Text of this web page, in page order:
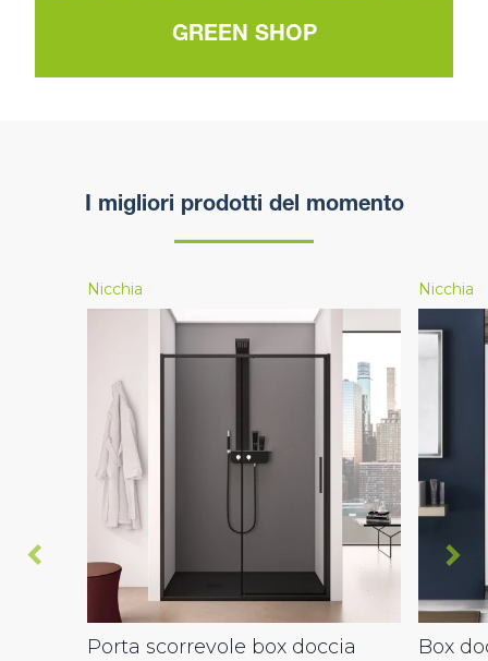
GREEN SHOP
I migliori prodotti del momento
Nicchia
Porta scorrevole box doccia
Nicchia
Box